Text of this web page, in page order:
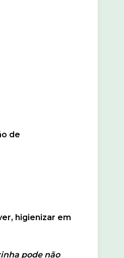
de
higienizar em
pode não